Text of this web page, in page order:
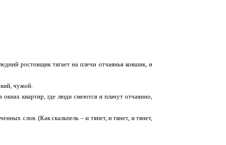
ростовщик тягает на плечи отчаянья ковшик, и
чужой.
квартир, где люди смеются и плачут отчаянно,
слов. (Как скальпель – и тянет, и тянет, и тянет,